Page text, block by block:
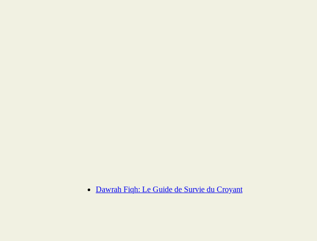
Dawrah Fiqh: Le Guide de Survie du Croyant